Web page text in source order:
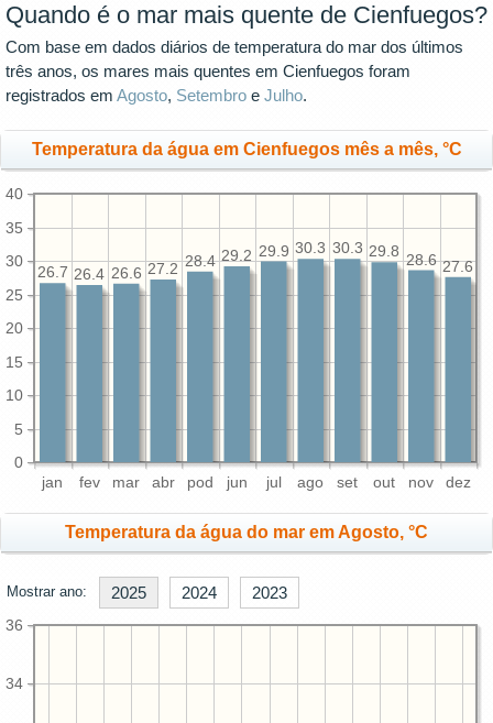
Quando é o mar mais quente de Cienfuegos?
Com base em dados diários de temperatura do mar dos últimos
três anos, os mares mais quentes em Cienfuegos foram
registrados em Agosto, Setembro e Julho.
Temperatura da água em Cienfuegos mês a mês, °C
jan fev mar abr pod jun jul ago set out nov dez
0
5
10
15
20
25
30
35
40
27.6
28.6
29.8
30.3
30.3
29.9
29.2
28.4
27.2
26.6
26.4
26.7
Temperatura da água do mar em Agosto, °C
Mostrar ano: 2025 2024 2023
34
36